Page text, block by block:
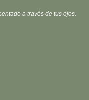
a través de tus ojos.